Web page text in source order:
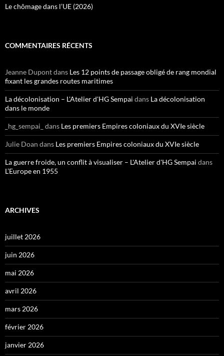
Le chômage dans l’UE (2026)
COMMENTAIRES RÉCENTS
Jeanne Dupontdans Les 12 points de passage obligé de rang mondial
fixant les grandes routes maritimes
La décolonisation – L'Atelier d'HG Sempai dans La décolonisation
dans le monde
_hg_sempai_ dans Les premiers Empires coloniaux du XVIe siècle
Julie Doan dans Les premiers Empires coloniaux du XVIe siècle
La guerre froide, un conflit à visualiser – L'Atelier d'HG Sempai dans
L’Europe en 1955
ARCHIVES
juillet 2026
juin 2026
mai 2026
avril 2026
mars 2026
février 2026
janvier 2026